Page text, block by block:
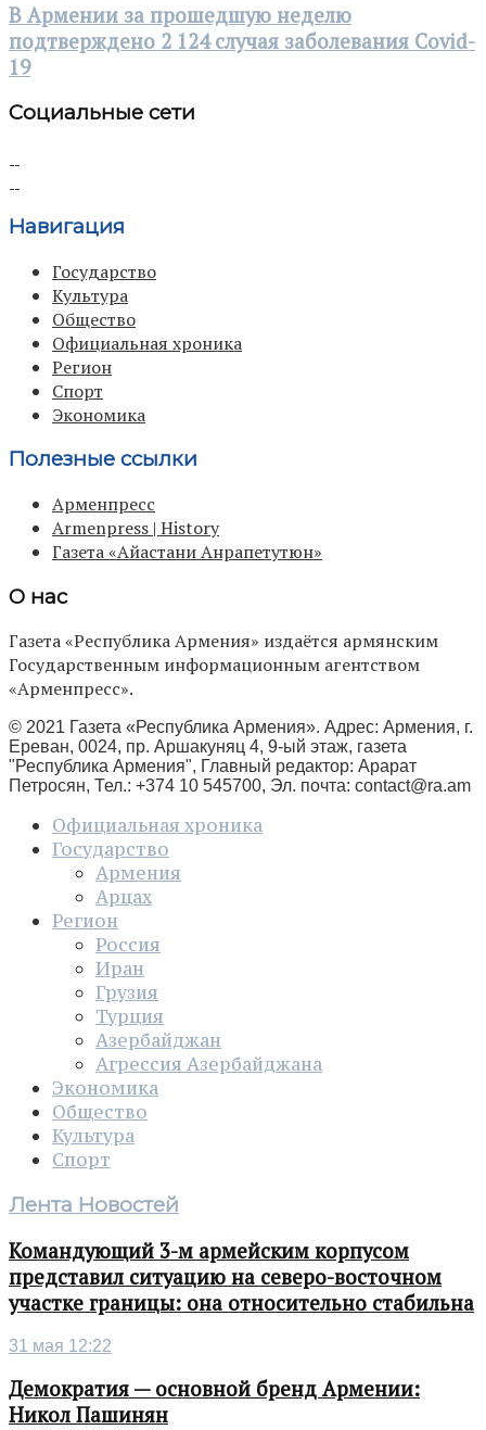
В Армении за прошедшую неделю
подтверждено 2 124 случая заболевания Covid-
19
Социальные сети
Навигация
Государство
Культура
Общество
Официальная хроника
Регион
Спорт
Экономика
Полезные ссылки
Арменпресс
Armenpress | History
Газета «Айастани Анрапетутюн»
О нас
Газета «Республика Армения» издаётся армянским
Государственным информационным агентством
«Арменпресс».
© 2021 Газета «Республика Армения». Адрес: Армения, г.
Ереван, 0024, пр. Аршакуняц 4, 9-ый этаж, газета
"Республика Армения", Главный редактор: Арарат
Петросян, Тел.: +374 10 545700, Эл. почта: contact@ra.am
Официальная хроника
Государство
Армения
Арцах
Регион
Россия
Иран
Грузия
Турция
Азербайджан
Агрессия Азербайджана
Экономика
Общество
Культура
Спорт
Лента Новостей
Командующий 3-м армейским корпусом
представил ситуацию на северо-восточном
участке границы: она относительно стабильна
31 мая 12:22
Демократия — основной бренд Армении:
Никол Пашинян